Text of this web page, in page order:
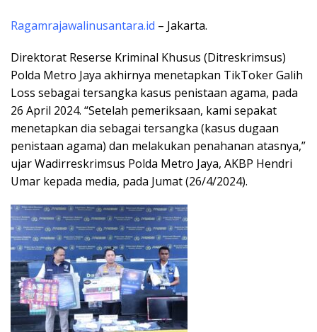
Ragamrajawalinusantara.id – Jakarta.
Direktorat Reserse Kriminal Khusus (Ditreskrimsus)
Polda Metro Jaya akhirnya menetapkan TikToker Galih
Loss sebagai tersangka kasus penistaan agama, pada
26 April 2024. “Setelah pemeriksaan, kami sepakat
menetapkan dia sebagai tersangka (kasus dugaan
penistaan agama) dan melakukan penahanan atasnya,”
ujar Wadirreskrimsus Polda Metro Jaya, AKBP Hendri
Umar kepada media, pada Jumat (26/4/2024).